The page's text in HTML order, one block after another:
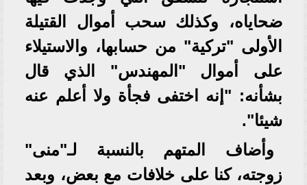
ضحاياه، وكذلك سحب أموال القتيلة
الأولى "تركية" من حسابها، والاستيلاء
على أموال "المهندس" الذي قال
بشأنه: "إنه اختفى فجأة ولا أعلم عنه
شيئا".
وأضاف المتهم بالنسبة لـ"منى"
زوجته، كنا على خلافات مع بعض، وبعد